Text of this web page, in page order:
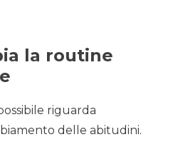
la routine
riguarda
delle abitudini.